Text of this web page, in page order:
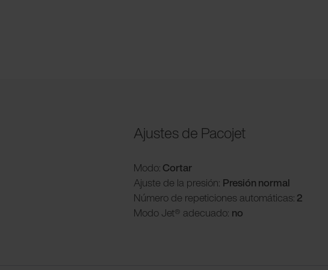
Ajustes de Pacojet
Modo: Cortar
Ajuste de la presión: Presión normal
Número de repeticiones automáticas: 2
Modo Jet® adecuado: no